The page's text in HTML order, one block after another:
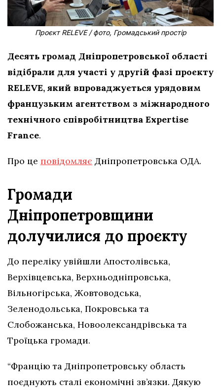
Проєкт RELEVE / фото, Громадський простір
Десять громад Дніпропетровської області
відібрали для участі у другій фазі проєкту
RELEVE, який впроваджується урядовим
французьким агентством з міжнародного
технічного співробітництва Expertise
France.
Про це повідомляє Дніпропетровська ОДА.
Громади
Дніпропетровщини
долучилися до проєкту
До переліку увійшли Апостолівська,
Верхівцевська, Верхньодніпровська,
Вільногірська, Жовтоводська,
Зеленодольська, Покровська та
Слобожанська, Новоолександрівська та
Троїцька громади.
“Францію та Дніпропетровську область
поєднують сталі економічні зв’язки. Дякую